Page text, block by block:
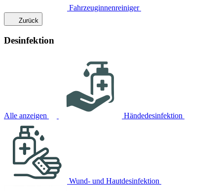
Fahrzeuginnenreiniger
Zurück
Desinfektion
Alle anzeigen Händedesinfektion
Wund- und Hautdesinfektion